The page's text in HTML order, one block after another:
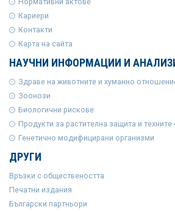
Кариери
Контакти
Карта на сайта
НАУЧНИ ИНФОРМАЦИИ И
Здраве на животните и хуманно
Зоонози
Биологични рискове
Продукти за растителна защита и техните
Генетично модифицирани организми
ДРУГИ
Връзки с обществеността
Печатни издания
Български партньори